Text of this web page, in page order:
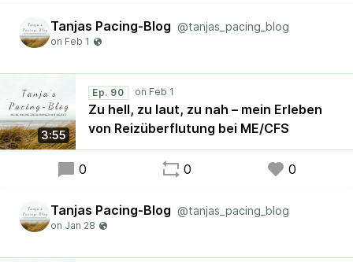
Tanjas Pacing-Blog @tanjas_pacing_blog
3:55
Ep. 90
Zu hell, zu laut, zu nah – mein Erleben
von Reizüberflutung bei ME/CFS
0 0 0
Tanjas Pacing-Blog @tanjas_pacing_blog